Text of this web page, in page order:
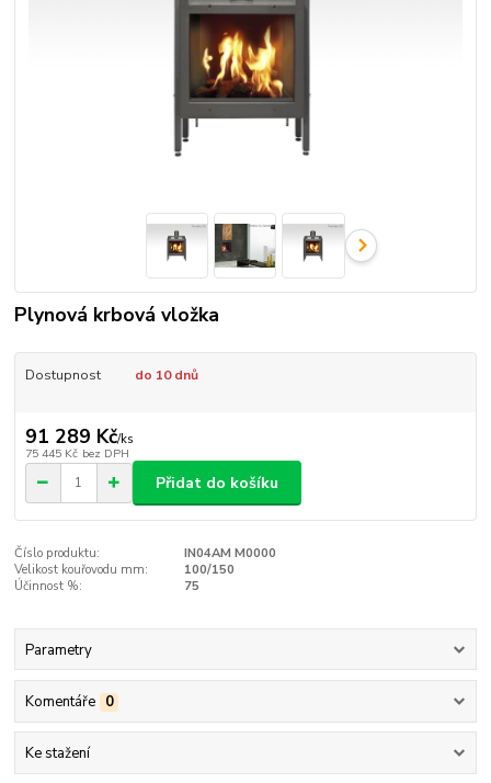
Plynová krbová vložka
Dostupnost do 10 dnů
91 289 Kč/ks
75 445 Kč bez DPH
Přidat do košíku
Číslo produktu:
IN04AM M0000
Velikost kouřovodu mm:
100/150
Účinnost %:
75
Parametry
Komentáře 0
Ke stažení